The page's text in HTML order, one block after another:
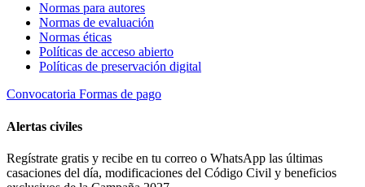
Normas para autores
Normas de evaluación
Normas éticas
Políticas de acceso abierto
Políticas de preservación digital
Convocatoria Formas de pago
Alertas civiles
Regístrate gratis y recibe en tu correo o WhatsApp las últimas
casaciones del día, modificaciones del Código Civil y beneficios